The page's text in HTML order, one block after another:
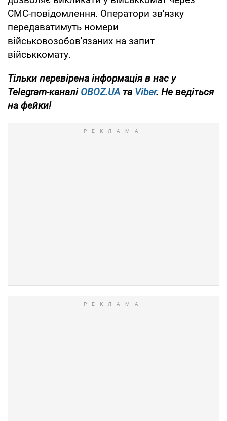
СМС-повідомлення. Оператори зв'язку
передаватимуть номери
військовозобов'язаних на запит
військкомату.
Тільки перевірена інформація в нас у
Telegram-каналі OBOZ.UA та Viber. Не ведіться
на фейки!